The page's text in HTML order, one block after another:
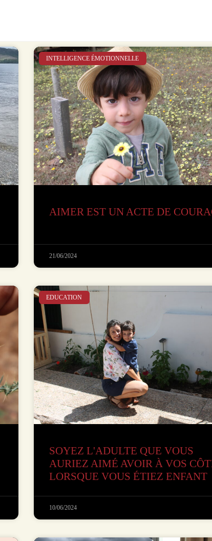
INTELLIGENCE ÉMOTIONNELLE
AIMER EST UN ACTE DE
21/06/2024
EDUCATION
SOYEZ L'ADULTE QUE VOUS
AURIEZ AIMÉ AVOIR À VOS
LORSQUE VOUS ÉTIEZ ENFANT
10/06/2024